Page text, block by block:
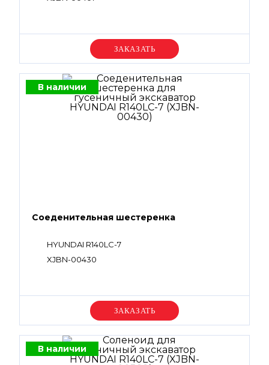
Уточняйте цену
В наличии
Соеденительная шестеренка
HYUNDAI R140LC-7
XJBN-00430
Уточняйте цену
В наличии